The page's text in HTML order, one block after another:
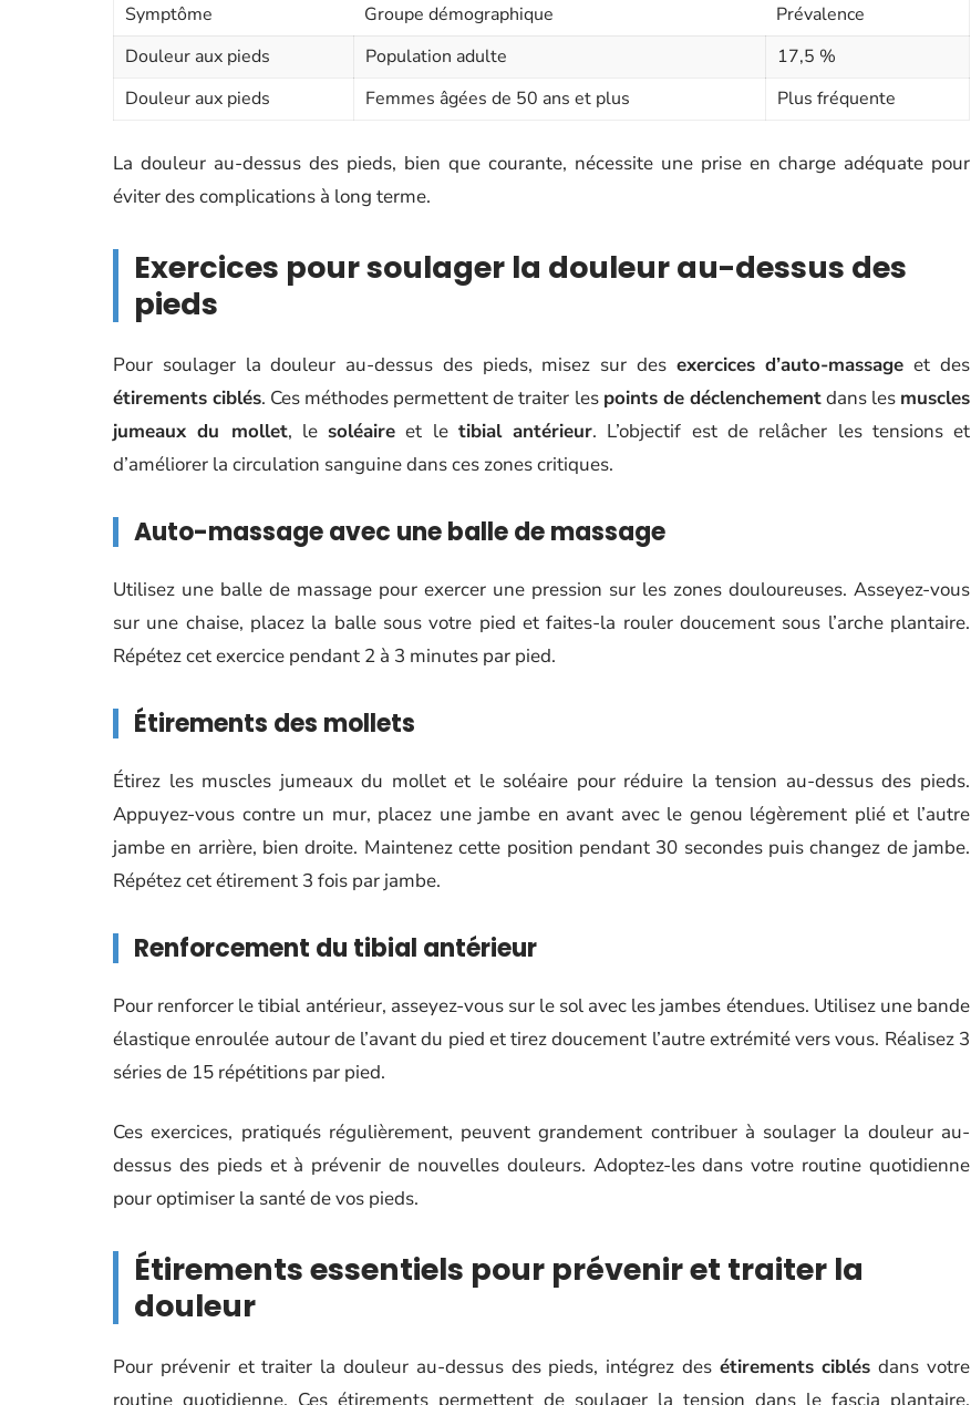
Symptôme Groupe démographique
Prévalence
Douleur aux pieds
Population adulte
17,5 %
Douleur aux pieds
Femmes âgées de 50 ans et plus Plus fréquente
La douleur au-dessus des pieds, bien que courante, nécessite une prise en charge adéquate pour
éviter des complications à long terme.
Exercices pour soulager la douleur au-dessus des
pieds
Pour soulager la douleur au-dessus des pieds, misez sur des exercices d’auto-massage et des
étirements ciblés. Ces méthodes permettent de traiter les points de déclenchementdans les muscles
jumeaux du mollet, le soléaire et le tibial antérieur. L’objectif est de relâcher les tensions et
d’améliorer la circulation sanguine dans ces zones critiques.
Auto-massage avec une balle de massage
Utilisez une balle de massage pour exercer une pression sur les zones douloureuses. Asseyez-vous
sur une chaise, placez la balle sous votre pied et faites-la rouler doucement sous l’arche plantaire.
Répétez cet exercice pendant 2 à 3 minutes par pied.
Étirements des mollets
Étirez les muscles jumeaux du mollet et le soléaire pour réduire la tension au-dessus des pieds.
Appuyez-vous contre un mur, placez une jambe en avant avec le genou légèrement plié et l’autre
jambe en arrière, bien droite. Maintenez cette position pendant 30 secondes puis changez de jambe.
Répétez cet étirement 3 fois par jambe.
Renforcement du tibial antérieur
Pour renforcer le tibial antérieur, asseyez-vous sur le sol avec les jambes étendues. Utilisez une bande
élastique enroulée autour de l’avant du pied et tirez doucement l’autre extrémité vers vous. Réalisez 3
séries de 15 répétitions par pied.
Ces exercices, pratiqués régulièrement, peuvent grandement contribuer à soulager la douleur au-
dessus des pieds et à prévenir de nouvelles douleurs. Adoptez-les dans votre routine quotidienne
pour optimiser la santé de vos pieds.
Étirements essentiels pour prévenir et traiter la
douleur
Pour prévenir et traiter la douleur au-dessus des pieds, intégrez des étirements ciblés dans votre